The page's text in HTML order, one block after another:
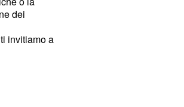
dei
invitiamo a